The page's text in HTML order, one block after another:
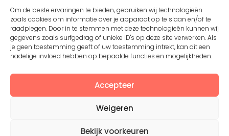
Om de beste ervaringen te bieden, gebruiken wij technologieën
zoals cookies om informatie over je apparaat op te slaan en/of te
raadplegen. Door in te stemmen met deze technologieën kunnen wij
gegevens zoals surfgedrag of unieke ID's op deze site verwerken. Als
je geen toestemming geeft of uw toestemming intrekt, kan dit een
nadelige invloed hebben op bepaalde functies en mogelijkheden.
Accepteer
Weigeren
Bekijk voorkeuren
is licensed under aCreative Commons Attribution-
NonCommercial-ShareAlike 4.0 InternationalLicense.
View on Instagram